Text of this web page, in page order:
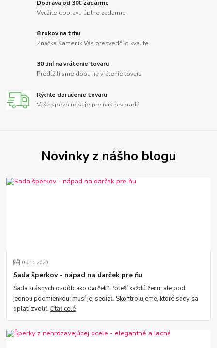
Doprava od 30€ zadarmo
Využite dopravu úplne zadarmo
8 rokov na trhu
Značka Kameník Vás presvedčí o kvalite
30 dní na vrátenie tovaru
Predĺžili sme dobu na vrátenie tovaru
Rýchle doručenie tovaru
Vaša spokojnosť je pre nás prvoradá
Novinky z nášho blogu
05.11.2020
Sada šperkov - nápad na darček pre ňu
Sada krásnych ozdôb ako darček? Poteší každú ženu, ale pod
jednou podmienkou: musí jej sedieť. Skontrolujeme, ktoré sady sa
oplatí zvoliť.čítať celé